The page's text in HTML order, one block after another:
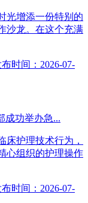
光增添一份特别的
沙龙。在这个充满
时间：2026-07-
功举办急...
床护理技术行为，
心组织的护理操作
时间：2026-07-